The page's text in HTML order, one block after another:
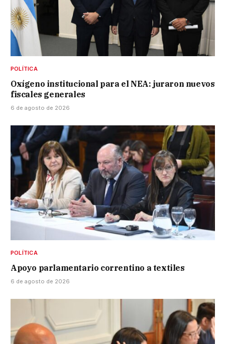
POLÍTICA
Oxígeno institucional para el NEA: juraron nuevos
fiscales generales
6 de agosto de 2026
POLÍTICA
Apoyo parlamentario correntino a textiles
6 de agosto de 2026